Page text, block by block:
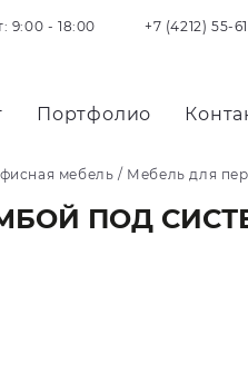
9:00 - 18:00 +7 (4212) 55-
Портфолио
мебель / Мебель для
ПОД